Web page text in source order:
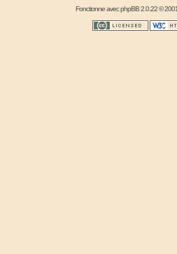
Fonctionne avecphpBB2.0.22 ©